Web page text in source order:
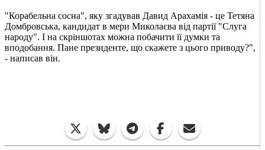
"Корабельна сосна", яку згадував Давид Арахамія - це Тетяна
Домбровська, кандидат в мери Миколаєва від партії "Слуга
народу". І на скріншотах можна побачити її думки та
вподобання. Пане президенте, що скажете з цього приводу?",
- написав він.